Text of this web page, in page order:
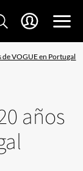
de VOGUE en Portugal
años